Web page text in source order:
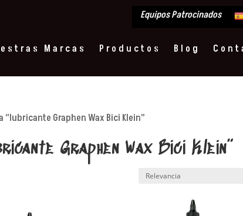
Equipos Patrocinados
Marcas Productos Blog
Graphen Wax Bici Klein”
Graphen Wax Bici Klein”